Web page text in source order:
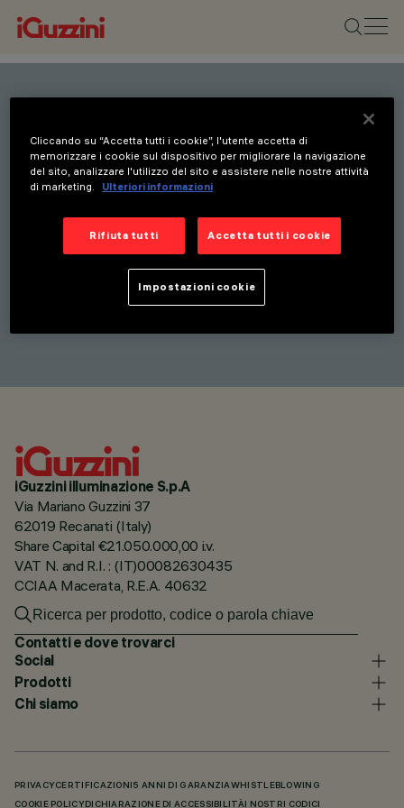
Rimani aggiornato sulle
nostre ultime innovazioni.
Iscriviti alla nostra
newsletter per ricevere
aggiornamenti su nuovi
prodotti, fiere e iniziative.
iGuzzini illuminazione S.p.A
Via Mariano Guzzini 37
62019 Recanati (Italy)
Share Capital €21.050.000,00 i.v.
VAT N. and R.I. : (IT)00082630435
CCIAA Macerata, R.E.A. 40632
Contatti e dove trovarci
Social
Prodotti
Chi siamo
PRIVACY CERTIFICAZIONI 5 ANNI DI GARANZIAWHISTLEBLOWING
COOKIE POLICY DICHIARAZIONE DI ACCESSIBILITÀI NOSTRI CODICI
Cliccando su “Accetta tutti i cookie”, l'utente accetta di
memorizzare i cookie sul dispositivo per migliorare la navigazione
del sito, analizzare l'utilizzo del sito e assistere nelle nostre attività
di marketing.
Ulteriori informazioni
Rifiuta tutti Accetta tutti i cookie
Impostazioni cookie